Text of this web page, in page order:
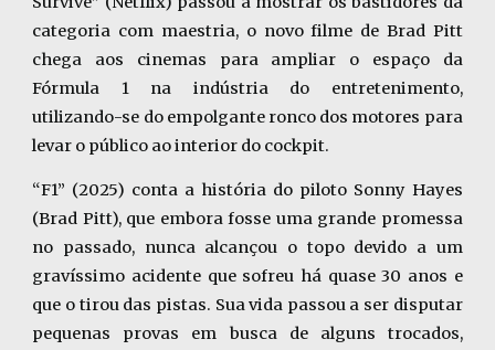
categoria com maestria, o novo filme de Brad Pitt
chega aos cinemas para ampliar o espaço da
Fórmula 1 na indústria do entretenimento,
utilizando-se do empolgante ronco dos motores para
levar o público ao interior do cockpit.
“F1” (2025) conta a história do piloto Sonny Hayes
(Brad Pitt), que embora fosse uma grande promessa
no passado, nunca alcançou o topo devido a um
gravíssimo acidente que sofreu há quase 30 anos e
que o tirou das pistas. Sua vida passou a ser disputar
pequenas provas em busca de alguns trocados,